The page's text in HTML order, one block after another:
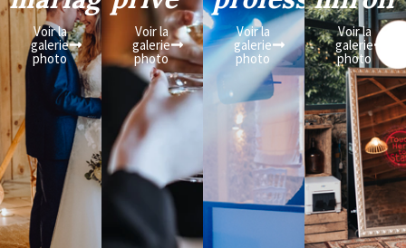
Voir la
galerie
photo
Voir la
galerie
photo
Voir la
galerie
photo
Voir la
galerie
photo